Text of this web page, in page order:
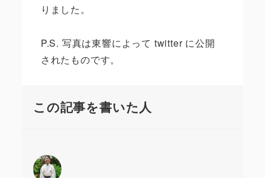
りました。
P.S. 写真は東響によって twitter に公開
されたものです。
この記事を書いた人